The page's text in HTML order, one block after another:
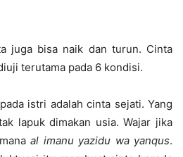
juga bisa naik dan turun. Cinta
terutama pada 6 kondisi.
istri adalah cinta sejati. Yang
lapuk dimakan usia. Wajar jika
al imanu yazidu wa yanqus.